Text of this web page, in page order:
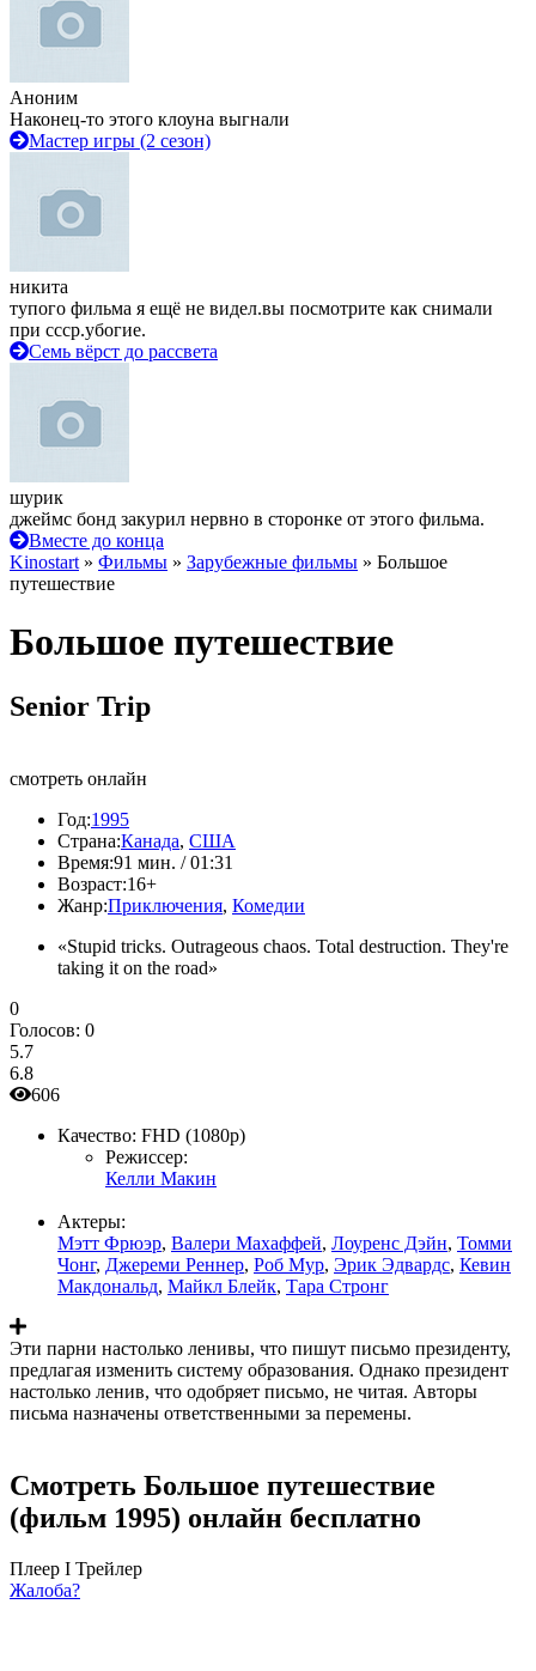
Аноним
Наконец-то этого клоуна выгнали
Мастер игры (2 сезон)
никита
тупого фильма я ещё не видел.вы посмотрите как снимали
при ссср.убогие.
Семь вёрст до рассвета
шурик
джеймс бонд закурил нервно в сторонке от этого фильма.
Вместе до конца
Kinostart » Фильмы » Зарубежные фильмы » Большое
путешествие
Большое путешествие
Senior Trip
смотреть онлайн
Год:1995
Страна:Канада, США
Время:91 мин. / 01:31
Возраст:16+
Жанр:Приключения, Комедии
«Stupid tricks. Outrageous chaos. Total destruction. They're
taking it on the road»
0
Голосов: 0
5.7
6.8
606
Качество: FHD (1080p)
Режиссер:
Келли Макин
Актеры:
Мэтт Фрюэр, Валери Махаффей, Лоуренс Дэйн, Томми
Чонг, Джереми Реннер, Роб Мур, Эрик Эдвардс, Кевин
Макдональд, Майкл Блейк, Тара Стронг
Эти парни настолько ленивы, что пишут письмо президенту,
предлагая изменить систему образования. Однако президент
настолько ленив, что одобряет письмо, не читая. Авторы
письма назначены ответственными за перемены.
Смотреть Большое путешествие
(фильм 1995) онлайн бесплатно
Плеер I Трейлер
Жалоба?